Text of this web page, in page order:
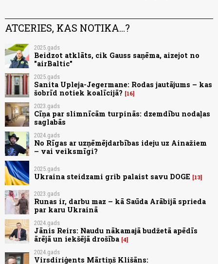
ATCERIES, KAS NOTIKA...?
2025.gads
Beidzot atklāts, cik Gauss saņēma, aizejot no
"airBaltic"
2025.gads
Sanita Upleja-Jegermane: Rodas jautājums – kas
šobrīd notiek koalīcijā?
16
2023.gads
Cīņa par slimnīcām turpinās: dzemdību nodaļas
saglabās
2024.gads
No Rīgas ar uzņēmējdarbības ideju uz Ainažiem
– vai veiksmīgi?
2025.gads
Ukraina steidzami grib palaist savu DOGE 13
2023.gads
Runas ir, darbu maz – kā Saūda Arābijā sprieda
par karu Ukrainā
2024.gads
Jānis Reirs: Naudu nākamajā budžetā apēdīs
ārējā un iekšējā drošība 4
2024.gads
Virsdiriģents Mārtiņš Klišāns: